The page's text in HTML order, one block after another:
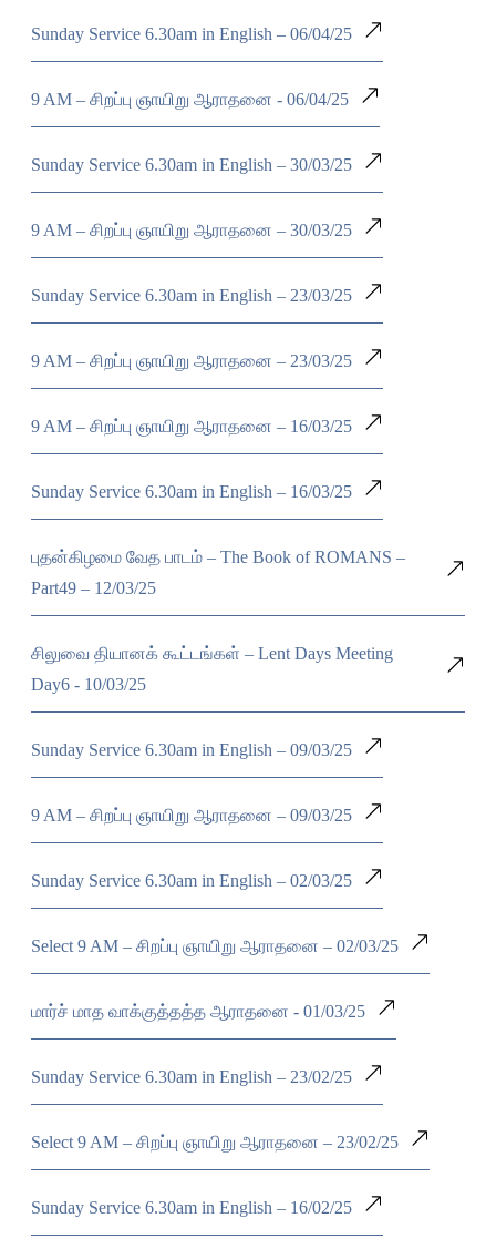
Sunday Service 6.30am in English – 06/04/25
9 AM – சிறப்பு ஞாயிறு ஆராதனை - 06/04/25
Sunday Service 6.30am in English – 30/03/25
9 AM – சிறப்பு ஞாயிறு ஆராதனை – 30/03/25
Sunday Service 6.30am in English – 23/03/25
9 AM – சிறப்பு ஞாயிறு ஆராதனை – 23/03/25
9 AM – சிறப்பு ஞாயிறு ஆராதனை – 16/03/25
Sunday Service 6.30am in English – 16/03/25
புதன்கிழமை வேத பாடம் – The Book of ROMANS –
Part49 – 12/03/25
சிலுவை தியானக் கூட்டங்கள் – Lent Days Meeting
Day6 - 10/03/25
Sunday Service 6.30am in English – 09/03/25
9 AM – சிறப்பு ஞாயிறு ஆராதனை – 09/03/25
Sunday Service 6.30am in English – 02/03/25
Select 9 AM – சிறப்பு ஞாயிறு ஆராதனை – 02/03/25
மார்ச் மாத வாக்குத்தத்த ஆராதனை - 01/03/25
Sunday Service 6.30am in English – 23/02/25
Select 9 AM – சிறப்பு ஞாயிறு ஆராதனை – 23/02/25
Sunday Service 6.30am in English – 16/02/25